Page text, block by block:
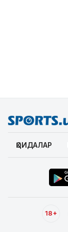
ҚОИДАЛАР
18+